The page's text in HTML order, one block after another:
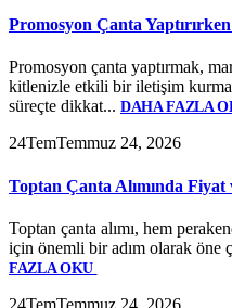
Promosyon Çanta
Promosyon çanta yaptırmak,
kitlenizle etkili bir iletişim
süreçte dikkat... DAHA FAZLA
24TemTemmuz 24, 2026
Toptan Çanta Alımında
Toptan çanta alımı, hem
için önemli bir adım olarak öne
FAZLA OKU
24TemTemmuz 24, 2026